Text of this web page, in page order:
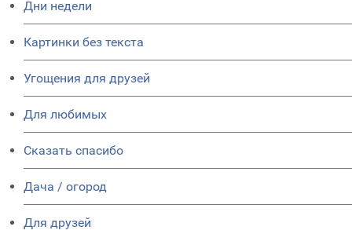
Дни недели
Картинки без текста
Угощения для друзей
Для любимых
Сказать спасибо
Дача / огород
Для друзей